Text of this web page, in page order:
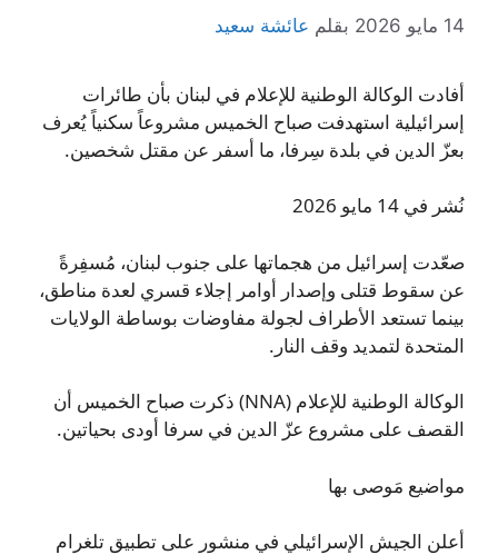
14 مايو 2026 بقلم عائشة سعيد
أفادت الوكالة الوطنية للإعلام في لبنان بأن طائرات
إسرائيلية استهدفت صباح الخميس مشروعاً سكنياً يُعرف
بعزّ الدين في بلدة سِرفا، ما أسفر عن مقتل شخصين.
نُشر في 14 مايو 2026
صعّدت إسرائيل من هجماتها على جنوب لبنان، مُسفِرةً
عن سقوط قتلى وإصدار أوامر إجلاء قسري لعدة مناطق،
بينما تستعد الأطراف لجولة مفاوضات بوساطة الولايات
المتحدة لتمديد وقف النار.
الوكالة الوطنية للإعلام (NNA) ذكرت صباح الخميس أن
القصف على مشروع عزّ الدين في سرفا أودى بحياتين.
مواضيع مَوصى بها
أعلن الجيش الإسرائيلي في منشور على تطبيق تلغرام